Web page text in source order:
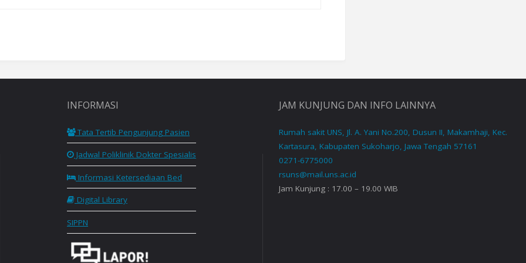
INFORMASI
Tata Tertib Pengunjung Pasien
Jadwal Poliklinik Dokter Spesialis
Informasi Ketersediaan Bed
Digital Library
SIPPN
JAM KUNJUNG DAN INFO LAINNYA
Rumah sakit UNS, Jl. A. Yani No.200, Dusun II, Makamhaji, Kec.
Kartasura, Kabupaten Sukoharjo, Jawa Tengah 57161
0271-6775000
rsuns@mail.uns.ac.id
Jam Kunjung : 17.00 – 19.00 WIB